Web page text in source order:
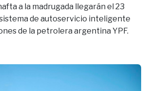
a la madrugada llegarán el 23
de autoservicio inteligente
de la petrolera argentina YPF.